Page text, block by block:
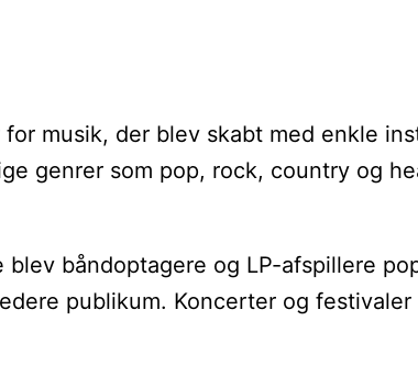
musik, der blev skabt med enkle
genrer som pop, rock, country og
båndoptagere og LP-
publikum. Koncerter og